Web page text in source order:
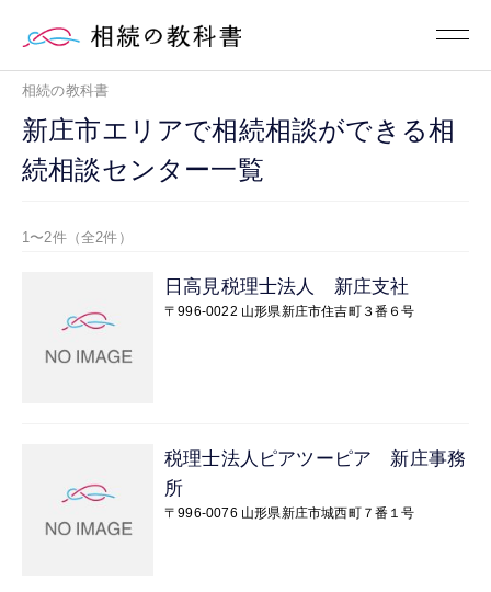
相続の教科書
新庄市エリアで相続相談ができる相
続相談センター一覧
1〜2件（全2件）
日高見税理士法人 新庄支社
〒996-0022 山形県新庄市住吉町３番６号
税理士法人ピアツーピア 新庄事務
所
〒996-0076 山形県新庄市城西町７番１号